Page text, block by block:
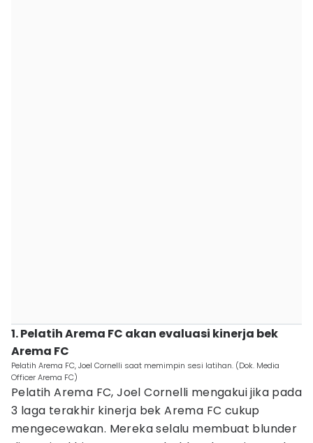
1. Pelatih Arema FC akan evaluasi kinerja bek
Arema FC
Pelatih Arema FC, Joel Cornelli saat memimpin sesi latihan. (Dok. Media
Officer Arema FC)
Pelatih Arema FC, Joel Cornelli mengakui jika pada
3 laga terakhir kinerja bek Arema FC cukup
mengecewakan. Mereka selalu membuat blunder